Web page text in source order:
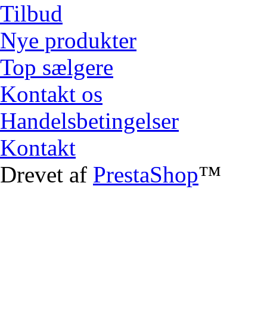
Tilbud
Nye produkter
Top sælgere
Kontakt os
Handelsbetingelser
Kontakt
Drevet af PrestaShop™